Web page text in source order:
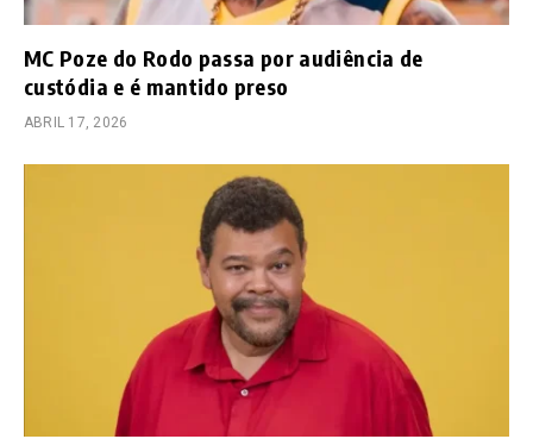
MC Poze do Rodo passa por audiência de
custódia e é mantido preso
ABRIL 17, 2026